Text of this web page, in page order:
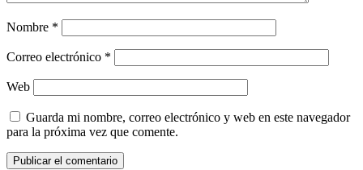
Nombre *
Correo electrónico *
Web
Guarda mi nombre, correo electrónico y web en este navegador
para la próxima vez que comente.